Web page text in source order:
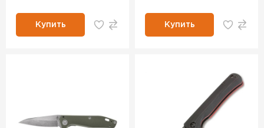
Купить Купить